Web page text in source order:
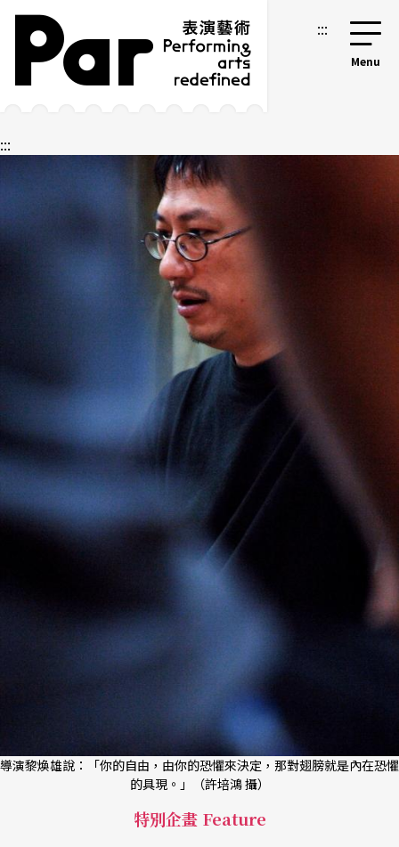
跳到主要內容區塊
網站導覽 :::
:::
導演黎煥雄說：「你的自由，由你的恐懼來決定，那對翅膀就是內在恐懼
的具現。」（許培鴻 攝）
特別企畫 Feature